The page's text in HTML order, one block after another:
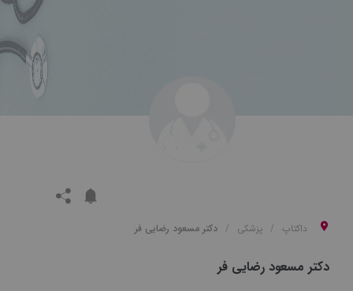
داکتاپ پزشکی دکتر مسعود رضایی فر
دکتر مسعود رضایی فر